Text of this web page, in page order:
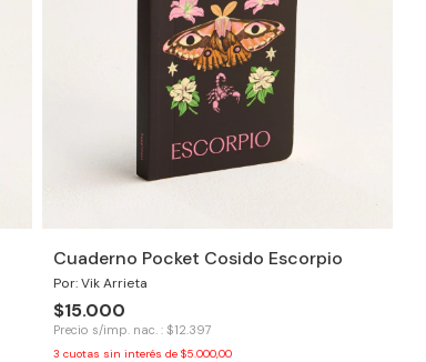
Cuaderno Pocket Cosido Escorpio
Por: Vik Arrieta
$15.000
Precio s/imp. nac. : $12.397
3 cuotas sin interés de$5.000,00